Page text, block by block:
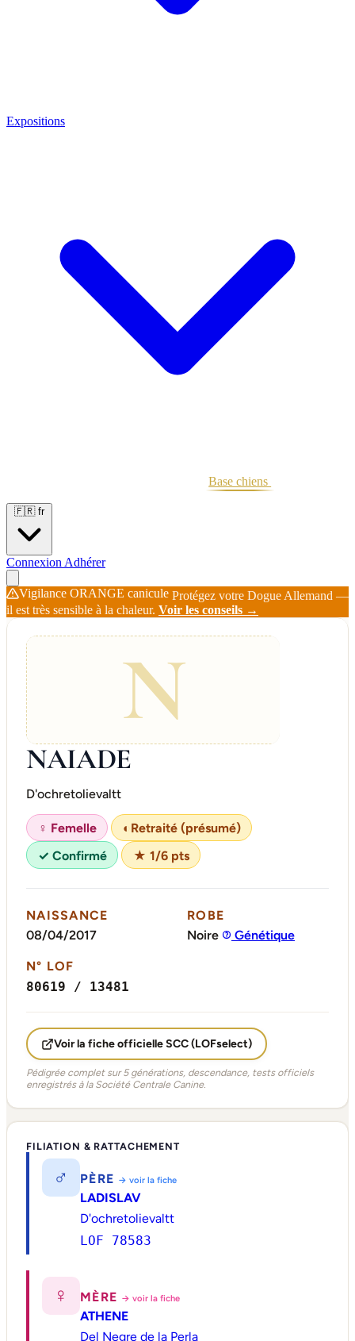
Expositions
Base chiens
🇫🇷 fr
Connexion Adhérer
Vigilance ORANGE canicule Protégez votre Dogue Allemand —
il est très sensible à la chaleur. Voir les conseils →
N
NAIADE
D'ochretolievaltt
♀ Femelle ◐ Retraité (présumé)
✓ Confirmé
★ 1/6 pts
NAISSANCE
08/04/2017
ROBE
Noire
Génétique
N° LOF
80619 / 13481
Voir la fiche officielle SCC (LOFselect)
Pédigrée complet sur 5 générations, descendance, tests officiels
enregistrés à la Société Centrale Canine.
FILIATION & RATTACHEMENT
♂ PÈRE → voir la fiche
LADISLAV
D'ochretolievaltt
LOF 78583
♀ MÈRE → voir la fiche
ATHENE
Del Negre de la Perla